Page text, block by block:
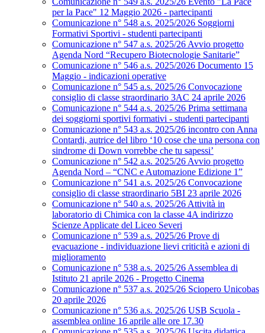
per la Pace" 12 Maggio 2026 - partecipanti
Comunicazione n° 548 a.s. 2025/2026 Soggiorni
Formativi Sportivi - studenti partecipanti
Comunicazione n° 547 a.s. 2025/26 Avvio progetto
Agenda Nord “Recupero Biotecnologie Sanitarie”
Comunicazione n° 546 a.s. 2025/2026 Documento 15
Maggio - indicazioni operative
Comunicazione n° 545 a.s. 2025/26 Convocazione
consiglio di classe straordinario 3AC 24 aprile 2026
Comunicazione n° 544 a.s. 2025/26 Prima settimana
dei soggiorni sportivi formativi - studenti partecipanti
Comunicazione n° 543 a.s. 2025/26 incontro con Anna
Contardi, autrice del libro ‘10 cose che una persona con
sindrome di Down vorrebbe che tu sapessi’
Comunicazione n° 542 a.s. 2025/26 Avvio progetto
Agenda Nord – “CNC e Automazione Edizione 1”
Comunicazione n° 541 a.s. 2025/26 Convocazione
consiglio di classe straordinario 5BI 23 aprile 2026
Comunicazione n° 540 a.s. 2025/26 Attività in
laboratorio di Chimica con la classe 4A indirizzo
Scienze Applicate del Liceo Severi
Comunicazione n° 539 a.s. 2025/26 Prove di
evacuazione - individuazione lievi criticità e azioni di
miglioramento
Comunicazione n° 538 a.s. 2025/26 Assemblea di
Istituto 21 aprile 2026 - Progetto Cinema
Comunicazione n° 537 a.s. 2025/26 Sciopero Unicobas
20 aprile 2026
Comunicazione n° 536 a.s. 2025/26 USB Scuola -
assemblea online 16 aprile alle ore 17.30